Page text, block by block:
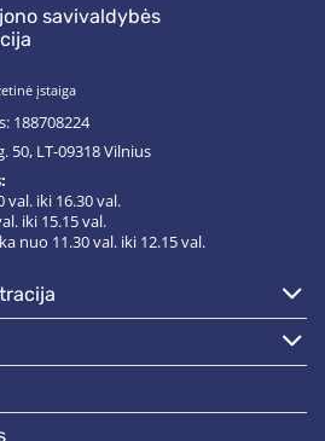
savivaldybės
įstaiga
188708224
50, LT-09318 Vilnius
val. iki 16.30 val.
iki 15.15 val.
nuo 11.30 val. iki 12.15 val.